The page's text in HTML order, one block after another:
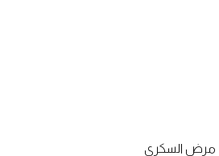
مرض السكري